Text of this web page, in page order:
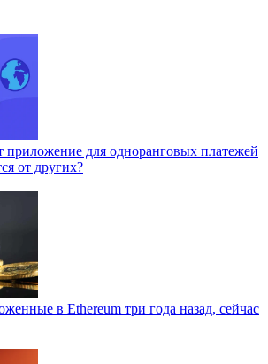
приложение для одноранговых платежей
от других?
в Ethereum три года назад, сейчас